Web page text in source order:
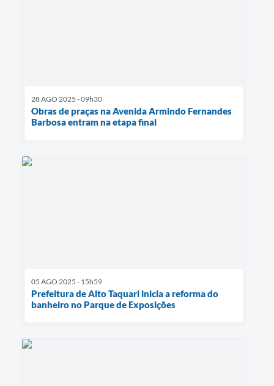
28 AGO 2025 - 09h30
Obras de praças na Avenida Armindo Fernandes
Barbosa entram na etapa final
05 AGO 2025 - 15h59
Prefeitura de Alto Taquari inicia a reforma do
banheiro no Parque de Exposições